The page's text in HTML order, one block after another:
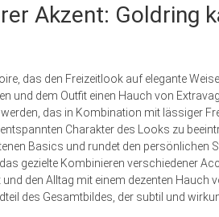
Akzent: Goldring
das den Freizeitlook auf elegante
und dem Outfit einen Hauch von
das in Kombination mit lässiger
Charakter des Looks zu
Basics und rundet den persönlichen
gezielte Kombinieren verschiedener
den Alltag mit einem dezenten Hauch
des Gesamtbildes, der subtil und